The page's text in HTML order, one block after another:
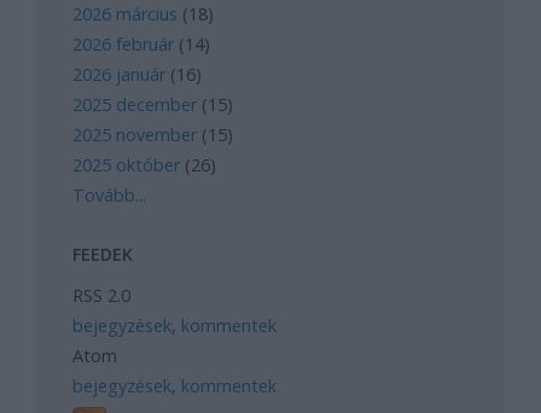
2026 március (18)
2026 február (14)
2026 január (16)
2025 december (15)
2025 november (15)
2025 október (26)
Tovább...
FEEDEK
RSS 2.0
bejegyzések, kommentek
Atom
bejegyzések, kommentek